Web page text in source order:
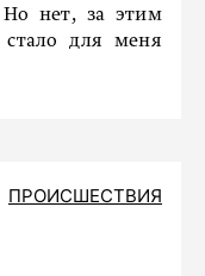
нет, за этим
для меня
ПРОИСШЕСТВИЯ